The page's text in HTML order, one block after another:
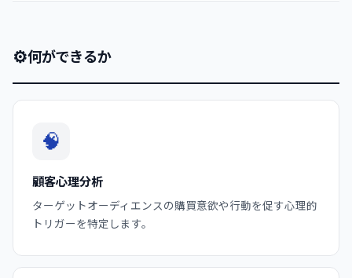
⚙何ができるか
🧠
顧客心理分析
ターゲットオーディエンスの購買意欲や行動を促す心理的
トリガーを特定します。